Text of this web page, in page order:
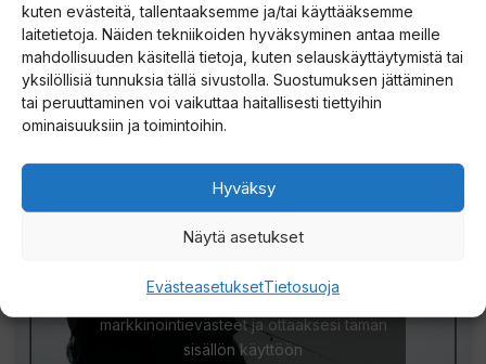
kuten evästeitä, tallentaaksemme ja/tai käyttääksemme
laitetietoja. Näiden tekniikoiden hyväksyminen antaa meille
mahdollisuuden käsitellä tietoja, kuten selauskäyttäytymistä tai
yksilöllisiä tunnuksia tällä sivustolla. Suostumuksen jättäminen
tai peruuttaminen voi vaikuttaa haitallisesti tiettyihin
ominaisuuksiin ja toimintoihin.
Hyväksy
Näytä asetukset
EvästeasetuksetTietosuoja
Paina tästä markkinointi hyväksyäksesi
markkinointievästeet ja ottaaksesi tämän
sisällön käyttöön
Paina tästä markkinointi hyväksyäksesi
markkinointievästeet ja ottaaksesi tämän
sisällön käyttöön